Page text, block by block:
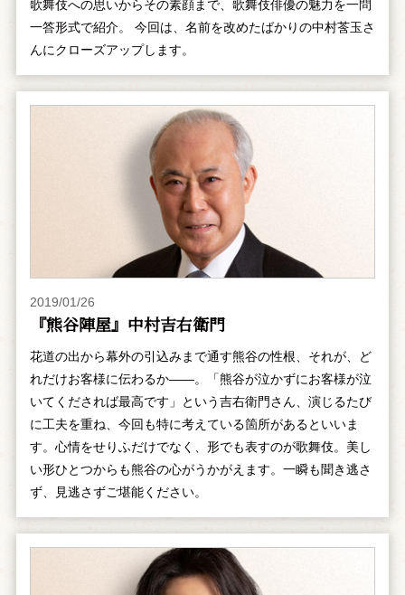
歌舞伎への思いからその素顔まで、歌舞伎俳優の魅力を一問
一答形式で紹介。 今回は、名前を改めたばかりの中村莟玉さ
んにクローズアップします。
2019/01/26
『熊谷陣屋』中村吉右衛門
花道の出から幕外の引込みまで通す熊谷の性根、それが、ど
れだけお客様に伝わるか――。「熊谷が泣かずにお客様が泣
いてくだされば最高です」という吉右衛門さん、演じるたび
に工夫を重ね、今回も特に考えている箇所があるといいま
す。心情をせりふだけでなく、形でも表すのが歌舞伎。美し
い形ひとつからも熊谷の心がうかがえます。一瞬も聞き逃さ
ず、見逃さずご堪能ください。